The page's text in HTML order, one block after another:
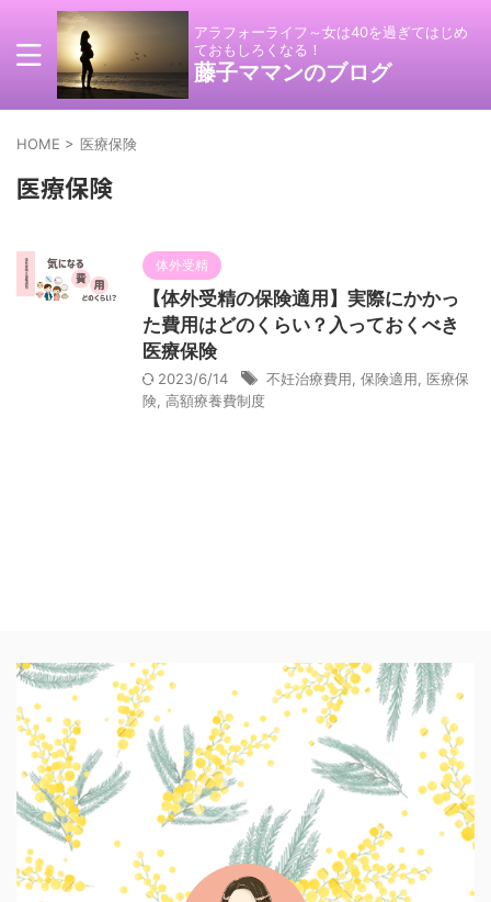
アラフォーライフ～女は40を過ぎてはじめ
ておもしろくなる！
藤子ママンのブログ
HOME > 医療保険
医療保険
体外受精
【体外受精の保険適用】実際にかかっ
た費用はどのくらい？入っておくべき
医療保険
2023/6/14 不妊治療費用 保険適用
医療保
険 高額療養費制度